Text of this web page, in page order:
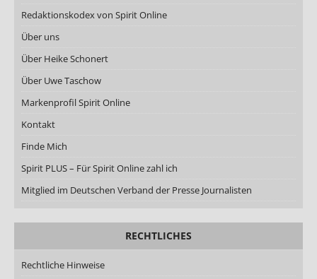
Redaktionskodex von Spirit Online
Über uns
Über Heike Schonert
Über Uwe Taschow
Markenprofil Spirit Online
Kontakt
Finde Mich
Spirit PLUS – Für Spirit Online zahl ich
Mitglied im Deutschen Verband der Presse Journalisten
RECHTLICHES
Rechtliche Hinweise